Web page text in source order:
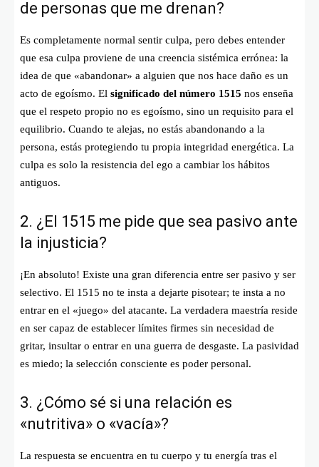
de personas que me drenan?
Es completamente normal sentir culpa, pero debes entender
que esa culpa proviene de una creencia sistémica errónea: la
idea de que «abandonar» a alguien que nos hace daño es un
acto de egoísmo. El significado del número 1515 nos enseña
que el respeto propio no es egoísmo, sino un requisito para el
equilibrio. Cuando te alejas, no estás abandonando a la
persona, estás protegiendo tu propia integridad energética. La
culpa es solo la resistencia del ego a cambiar los hábitos
antiguos.
2. ¿El 1515 me pide que sea pasivo ante
la injusticia?
¡En absoluto! Existe una gran diferencia entre ser pasivo y ser
selectivo. El 1515 no te insta a dejarte pisotear; te insta a no
entrar en el «juego» del atacante. La verdadera maestría reside
en ser capaz de establecer límites firmes sin necesidad de
gritar, insultar o entrar en una guerra de desgaste. La pasividad
es miedo; la selección consciente es poder personal.
3. ¿Cómo sé si una relación es
«nutritiva» o «vacía»?
La respuesta se encuentra en tu cuerpo y tu energía tras el